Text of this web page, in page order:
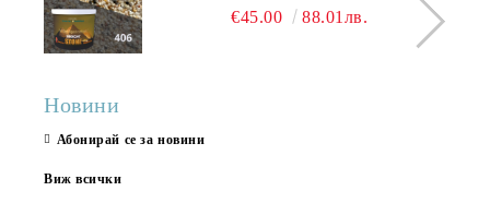
КАМЪК 406 25КГ
€45.00 88.01лв.
Новини
Абонирай се за новини
Виж всички